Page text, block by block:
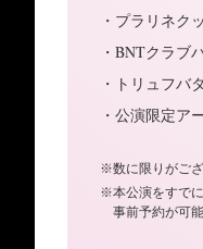
・プラリネク
・BNTクラブ
・トリュフバ
・公演限定ア
※数に限りがござ
※本公演をすで
事前予約が可